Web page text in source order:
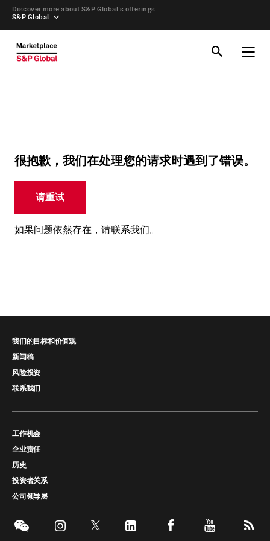
S&P Global
Discover more about S&P Global’s offerings
很抱歉，我们在处理您的请求时遇到了错误。
请重试
如果问题依然存在，请联系我们。
我们的目标和价值观
新闻稿
风险投资
联系我们
工作机会
企业责任
历史
投资者关系
公司领导层